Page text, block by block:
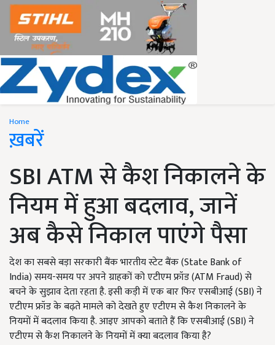
Home
ख़बरें
SBI ATM से कैश निकालने के
नियम में हुआ बदलाव, जानें
अब कैसे निकाल पाएंगे पैसा
देश का सबसे बड़ा सरकारी बैंक भारतीय स्टेट बैंक (State Bank of
India) समय-समय पर अपने ग्राहकों को एटीएम फ्रॉड (ATM Fraud) से
बचने के सुझाव देता रहता है. इसी कड़ी में एक बार फिर एसबीआई (SBI) ने
एटीएम फ्रॉड के बढ़ते मामले को देखते हुए एटीएम से कैश निकालने के
नियमों में बदलाव किया है. आइए आपको बताते हैं कि एसबीआई (SBI) ने
एटीएम से कैश निकालने के नियमों में क्या बदलाव किया है?